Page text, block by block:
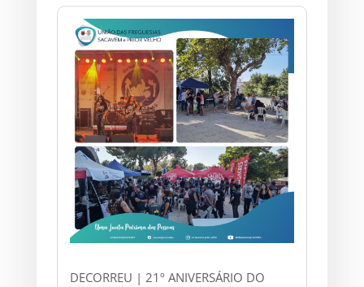
DECORREU | 21º ANIVERSÁRIO DO